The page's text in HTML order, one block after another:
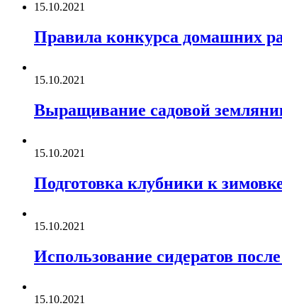
15.10.2021
Правила конкурса домашних
15.10.2021
Выращивание садовой
15.10.2021
Подготовка клубники к
15.10.2021
Использование сидератов
15.10.2021